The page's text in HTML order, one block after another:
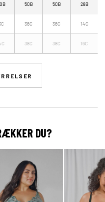
50B 50B 28B
36C 36C 14C
38C 38C 16C
DU?